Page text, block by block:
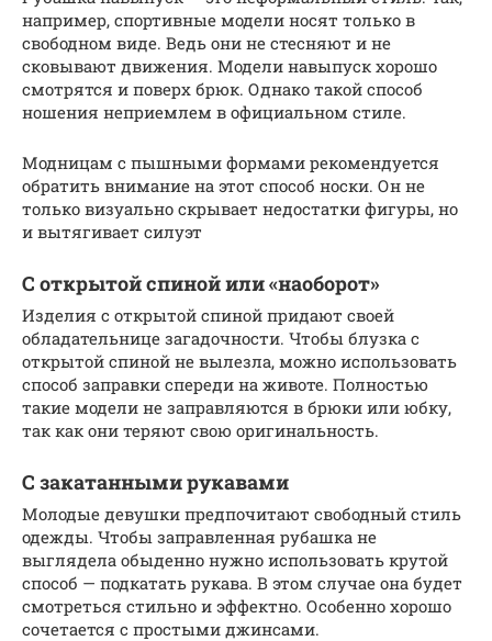
например, спортивные модели носят только в
свободном виде. Ведь они не стесняют и не
сковывают движения. Модели навыпуск хорошо
смотрятся и поверх брюк. Однако такой способ
ношения неприемлем в официальном стиле.
Модницам с пышными формами рекомендуется
обратить внимание на этот способ носки. Он не
только визуально скрывает недостатки фигуры, но
и вытягивает силуэт
С открытой спиной или «наоборот»
Изделия с открытой спиной придают своей
обладательнице загадочности. Чтобы блузка с
открытой спиной не вылезла, можно использовать
способ заправки спереди на животе. Полностью
такие модели не заправляются в брюки или юбку,
так как они теряют свою оригинальность.
С закатанными рукавами
Молодые девушки предпочитают свободный стиль
одежды. Чтобы заправленная рубашка не
выглядела обыденно нужно использовать крутой
способ — подкатать рукава. В этом случае она будет
смотреться стильно и эффектно. Особенно хорошо
сочетается с простыми джинсами.